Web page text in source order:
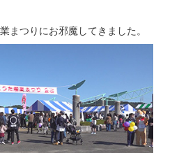
まつりにお邪魔してきました。